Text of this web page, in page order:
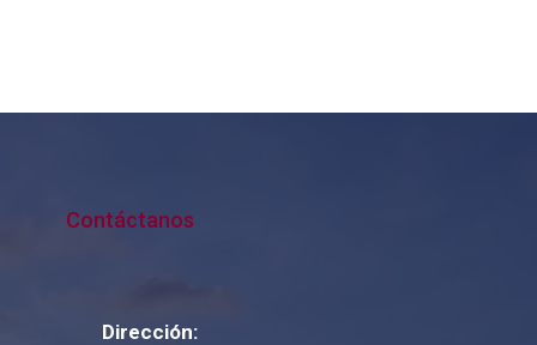
Contáctanos
Dirección: